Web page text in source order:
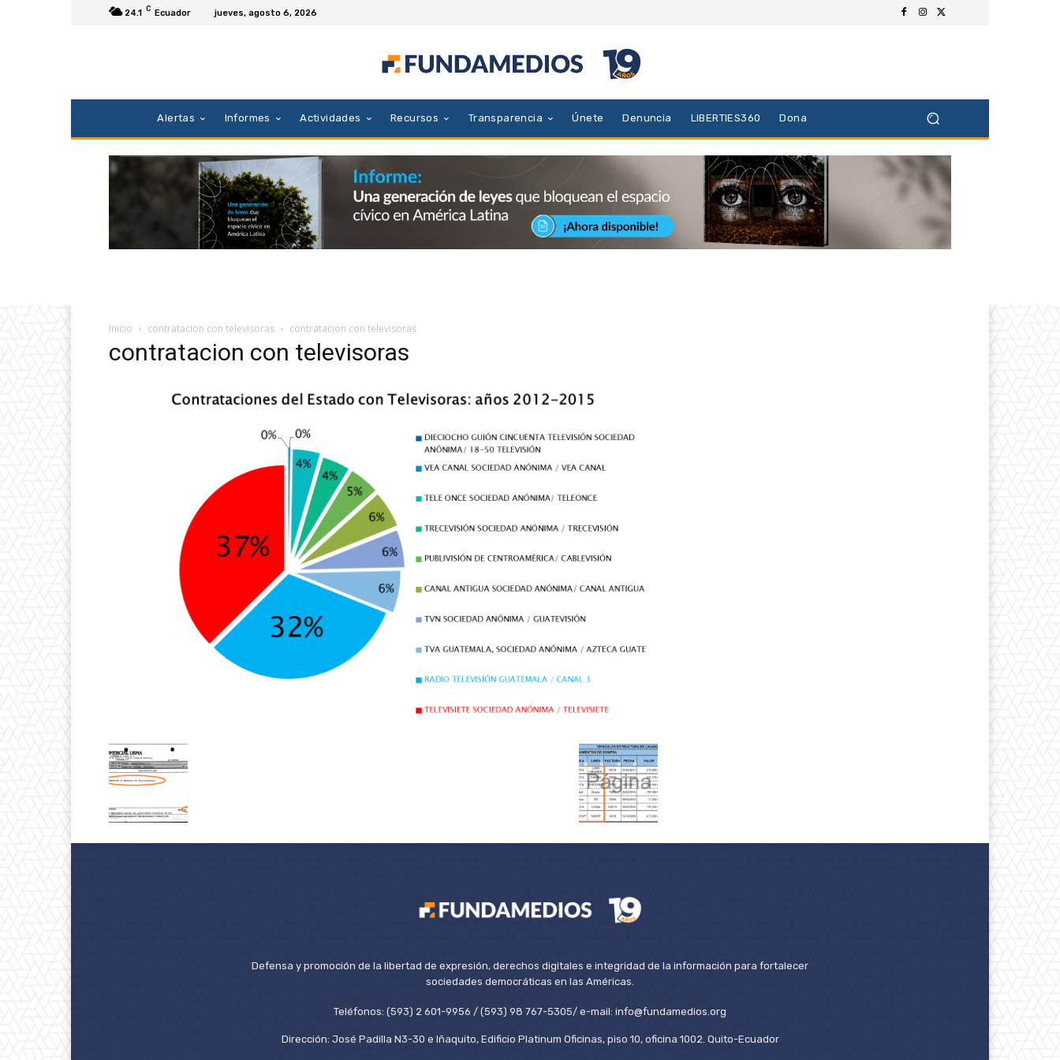
24.1 C Ecuador jueves, agosto 6, 2026
Alertas Informes Actividades Recursos Transparencia Únete Denuncia LIBERTIES360 Dona
Inicio contratacion con televisoras contratacion con televisoras
contratacion con televisoras
Defensa y promoción de la libertad de expresión, derechos digitales e integridad de la información para fortalecer
sociedades democráticas en las Américas.
Teléfonos: (593) 2 601-9956 / (593) 98 767-5305/ e-mail: info@fundamedios.org
Dirección: José Padilla N3-30 e Iñaquito, Edificio Platinum Oficinas, piso 10, oficina 1002. Quito-Ecuador